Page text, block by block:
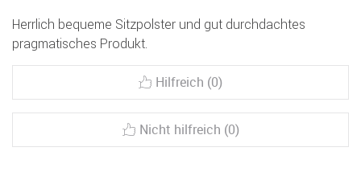
Herrlich bequeme Sitzpolster und gut durchdachtes
pragmatisches Produkt.
Hilfreich (0)
Nicht hilfreich (0)